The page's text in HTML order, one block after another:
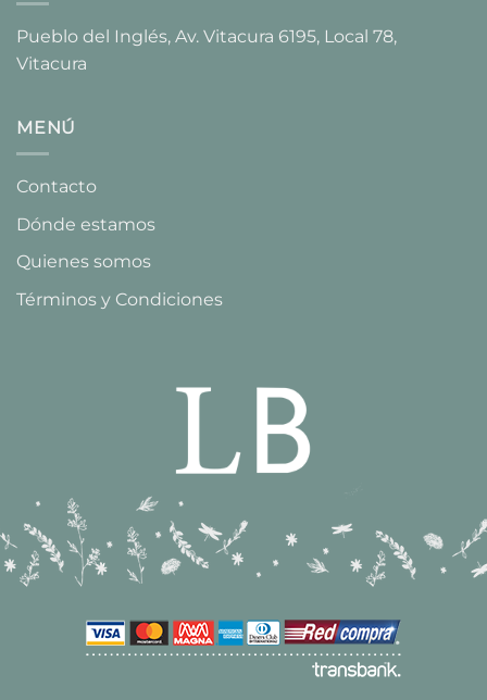
Pueblo del Inglés, Av. Vitacura 6195, Local 78,
Vitacura​
MENÚ
Contacto
Dónde estamos
Quienes somos
Términos y Condiciones